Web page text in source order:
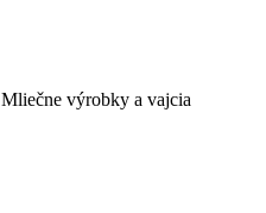
Mliečne výrobky a vajcia